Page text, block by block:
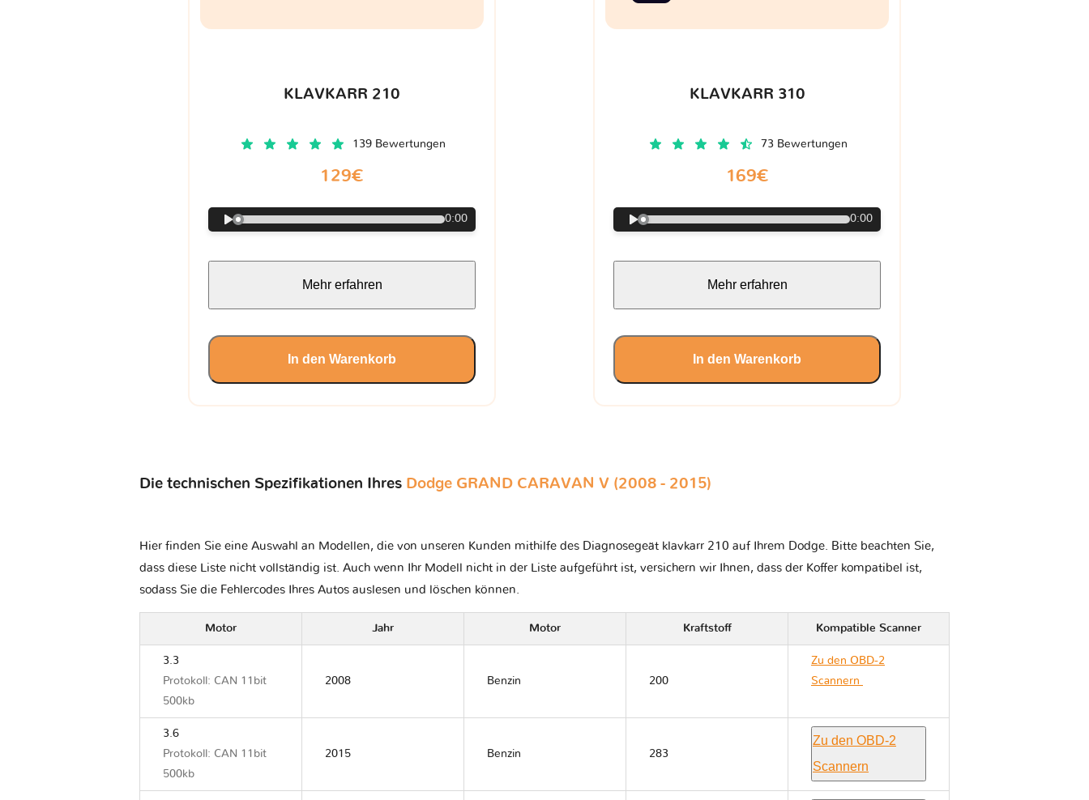
KLAVKARR 210
139 Bewertungen
129€
0:00
Mehr erfahren
In den Warenkorb
KLAVKARR 310
73 Bewertungen
169€
0:00
Mehr erfahren
In den Warenkorb
Die technischen Spezifikationen Ihres Dodge GRAND CARAVAN V (2008 - 2015)
Hier finden Sie eine Auswahl an Modellen, die von unseren Kunden mithilfe des Diagnosegeät klavkarr 210 auf Ihrem Dodge. Bitte beachten Sie,
dass diese Liste nicht vollständig ist. Auch wenn Ihr Modell nicht in der Liste aufgeführt ist, versichern wir Ihnen, dass der Koffer kompatibel ist,
sodass Sie die Fehlercodes Ihres Autos auslesen und löschen können.
Motor Jahr Motor Kraftstoff Kompatible Scanner
3.3
Protokoll: CAN 11bit
500kb
2008 Benzin 200
Zu den OBD-2
Scannern
3.6
Protokoll: CAN 11bit
500kb
2015 Benzin 283
Zu den OBD-2
Scannern